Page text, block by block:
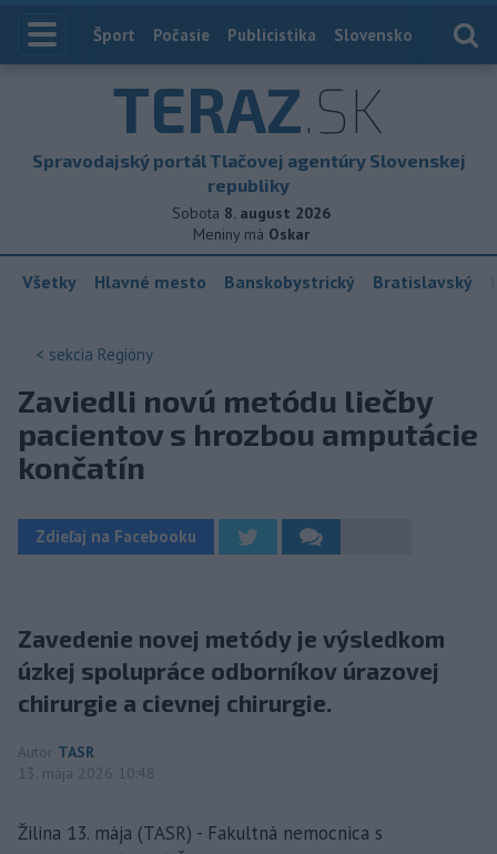
Index
Šport Počasie Publicistika Slovensko
TERAZ.SK
Spravodajský portál Tlačovej agentúry Slovenskej
republiky
Sobota 8. august 2026
Meniny má Oskar
Všetky Hlavné mesto Banskobystrický Bratislavský
< sekcia Regióny
Zaviedli novú metódu liečby
pacientov s hrozbou amputácie
končatín
Zdieľaj na Facebooku
Zavedenie novej metódy je výsledkom
úzkej spolupráce odborníkov úrazovej
chirurgie a cievnej chirurgie.
Autor TASR
13. mája 2026 10:48
Žilina 13. mája (TASR) - Fakultná nemocnica s